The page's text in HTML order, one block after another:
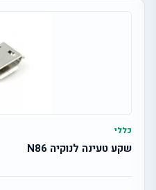
כללי
שקע טעינה לנוקיה N86